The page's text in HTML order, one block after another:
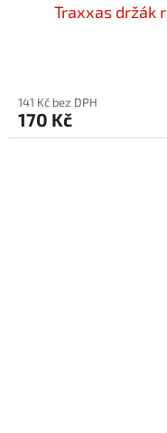
Traxxas držák
141 Kč bez DPH
170 Kč